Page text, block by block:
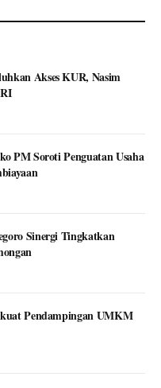
Akses KUR, Nasim
PM Soroti Penguatan Usaha
Sinergi Tingkatkan
Pendampingan UMKM